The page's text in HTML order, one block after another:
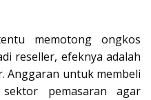
memotong ongkos
reseller, efeknya adalah
Anggaran untuk membeli
pemasaran agar